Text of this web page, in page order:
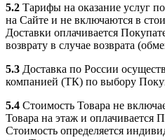
5.2 Тарифы на оказание услуг
на Сайте и не включаются в
Доставки оплачивается
возврату в случае возврата
5.3 Доставка по России
компанией (ТК) по выбору
5.4 Стоимость Товара не
Товара на этаж и оплачивается
Стоимость определяется